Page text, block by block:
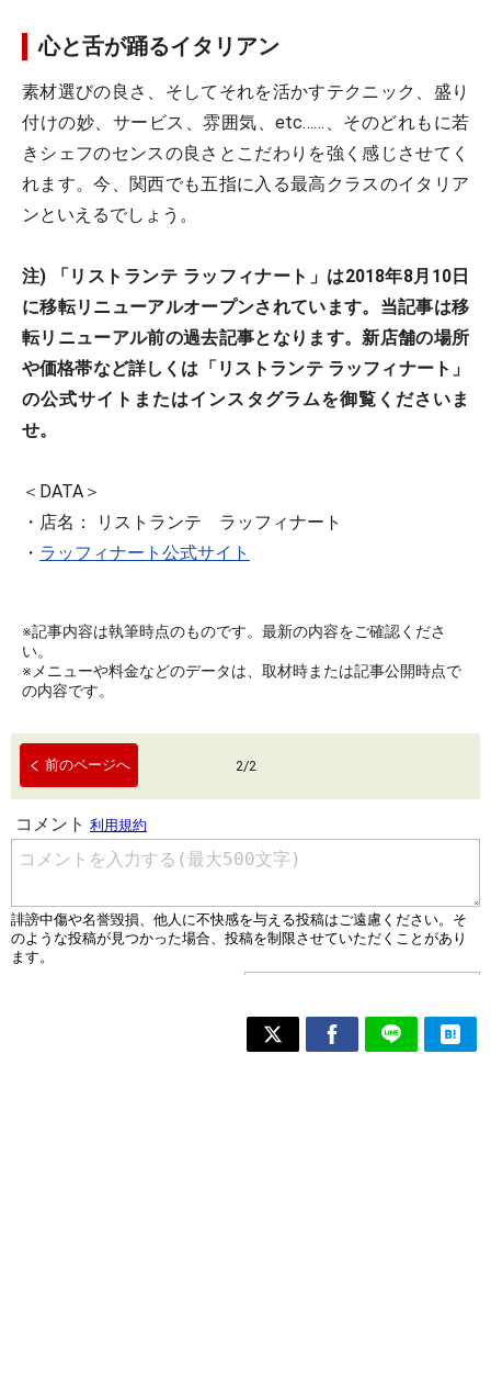
心と舌が踊るイタリアン
素材選びの良さ、そしてそれを活かすテクニック、盛り
付けの妙、サービス、雰囲気、etc……、そのどれもに若
きシェフのセンスの良さとこだわりを強く感じさせてく
れます。今、関西でも五指に入る最高クラスのイタリア
ンといえるでしょう。
注) 「リストランテ ラッフィナート」は2018年8月10日
に移転リニューアルオープンされています。当記事は移
転リニューアル前の過去記事となります。新店舗の場所
や価格帯など詳しくは「リストランテ ラッフィナート」
の公式サイトまたはインスタグラムを御覧くださいま
せ。
＜DATA＞
・店名： リストランテ ラッフィナート
・ ラッフィナート公式サイト
※記事内容は執筆時点のものです。最新の内容をご確認くださ
い。
※メニューや料金などのデータは、取材時または記事公開時点で
の内容です。
前のページへ 2/2